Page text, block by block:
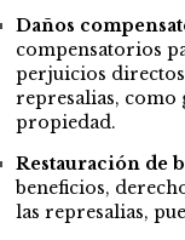
Daños
compensatorios
perjuicios
represalias, como
propiedad.
Restauración de
beneficios,
las represalias,